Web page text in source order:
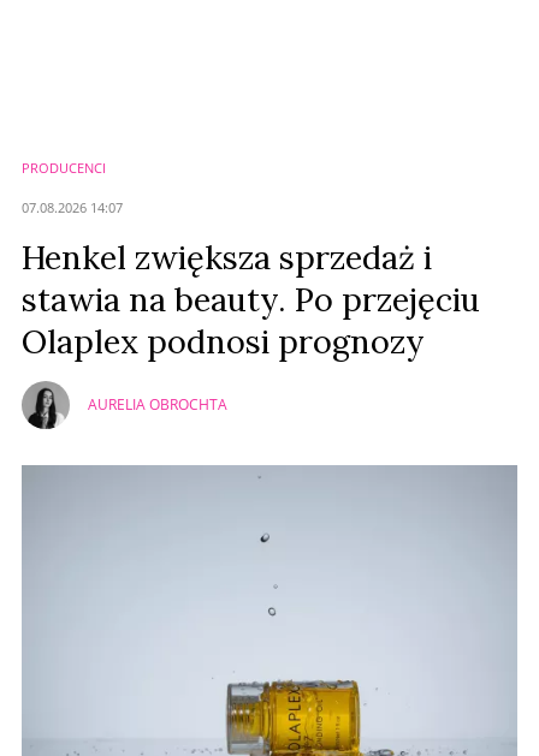
PRODUCENCI
07.08.2026 14:07
Henkel zwiększa sprzedaż i
stawia na beauty. Po przejęciu
Olaplex podnosi prognozy
AURELIA OBROCHTA